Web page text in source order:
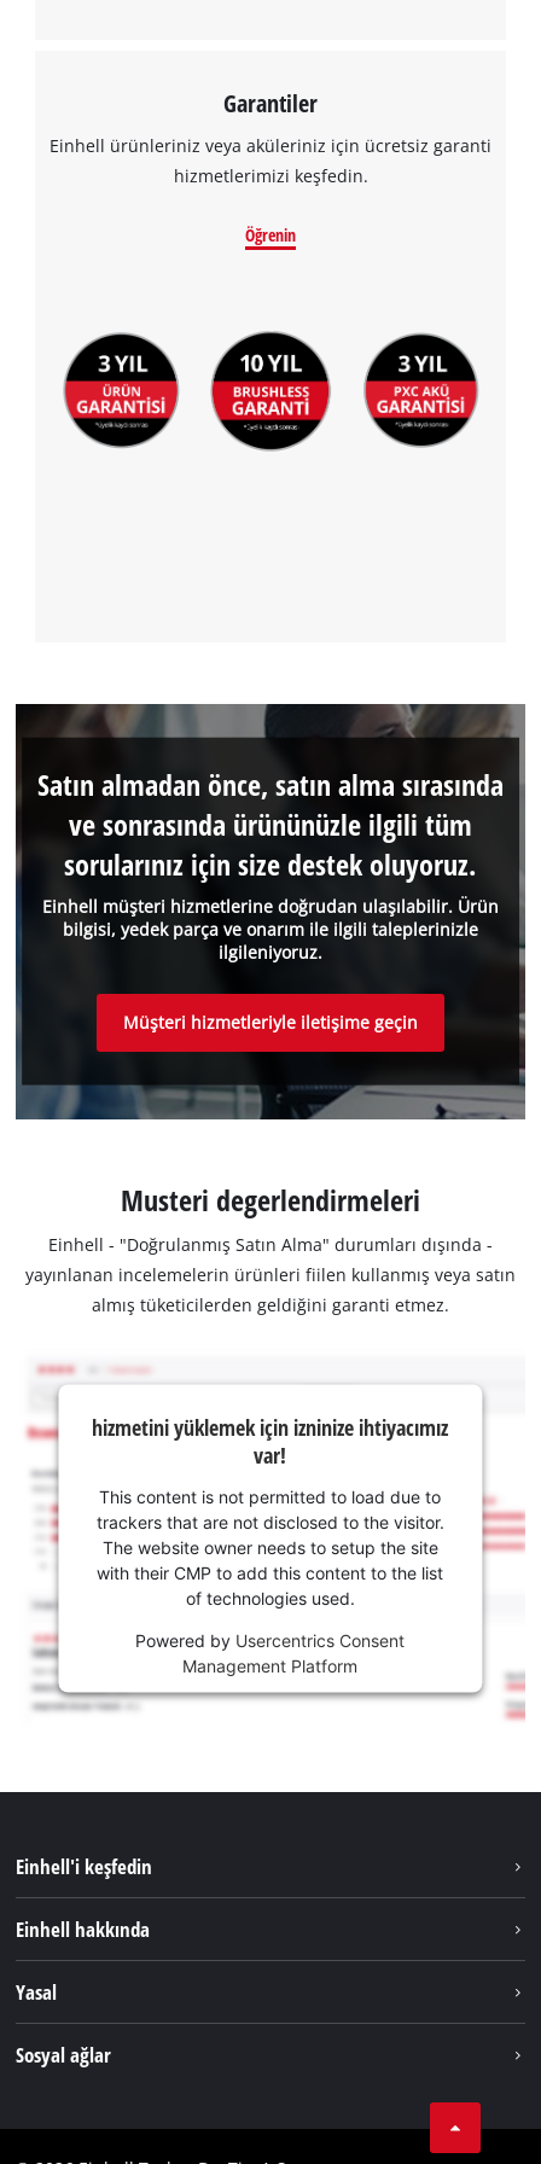
Garantiler
Einhell ürünleriniz veya aküleriniz için ücretsiz garanti
hizmetlerimizi keşfedin.
Öğrenin
Einhell müşteri hizmetlerine doğrudan ulaşılabilir. Ürün
bilgisi, yedek parça ve onarım ile ilgili taleplerinizle
ilgileniyoruz.
Satın almadan önce, satın alma sırasında
ve sonrasında ürününüzle ilgili tüm
sorularınız için size destek oluyoruz.
Müşteri hizmetleriyle iletişime geçin
Musteri degerlendirmeleri
Einhell - "Doğrulanmış Satın Alma" durumları dışında -
yayınlanan incelemelerin ürünleri fiilen kullanmış veya satın
almış tüketicilerden geldiğini garanti etmez.
hizmetini yüklemek için izninize ihtiyacımız
var!
This content is not permitted to load due to
trackers that are not disclosed to the visitor.
The website owner needs to setup the site
with their CMP to add this content to the list
of technologies used.
Powered by Usercentrics Consent
Management Platform
Einhell'i keşfedin
Hizmetler
Einhell hakkında
Yasal
Uyumluluk
Sosyal ağlar